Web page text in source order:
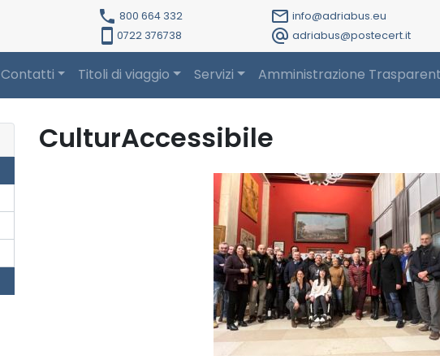
local_phone 800 664 332
smartphone 0722 376738
mail_outline info@adriabus.eu
alternate_email adriabus@postecert.it
Contatti Titoli di viaggio Servizi Amministrazione
CulturAccessibile